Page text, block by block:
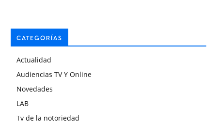
CATEGORÍAS
Actualidad
Audiencias TV Y Online
Novedades
LAB
Tv de la notoriedad